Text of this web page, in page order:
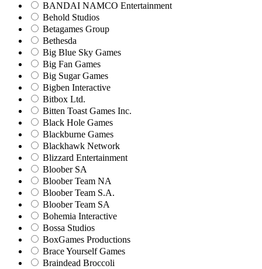
BANDAI NAMCO Entertainment
Behold Studios
Betagames Group
Bethesda
Big Blue Sky Games
Big Fan Games
Big Sugar Games
Bigben Interactive
Bitbox Ltd.
Bitten Toast Games Inc.
Black Hole Games
Blackburne Games
Blackhawk Network
Blizzard Entertainment
Bloober SA
Bloober Team NA
Bloober Team S.A.
Bloober Team SA
Bohemia Interactive
Bossa Studios
BoxGames Productions
Brace Yourself Games
Braindead Broccoli